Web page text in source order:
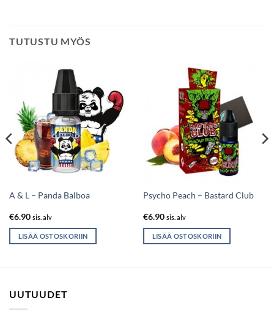
TUTUSTU MYÖS
A & L – Panda Balboa
€6.90 sis. alv
LISÄÄ OSTOSKORIIN
Psycho Peach – Bastard Club
€6.90 sis. alv
LISÄÄ OSTOSKORIIN
UUTUUDET